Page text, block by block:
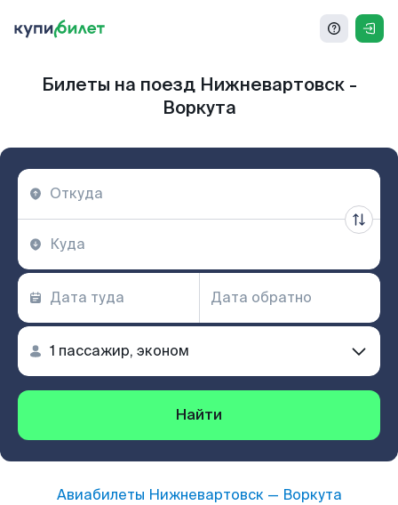
Билеты на поезд Нижневартовск -
Воркута
Найти
Авиабилеты Нижневартовск— Воркута